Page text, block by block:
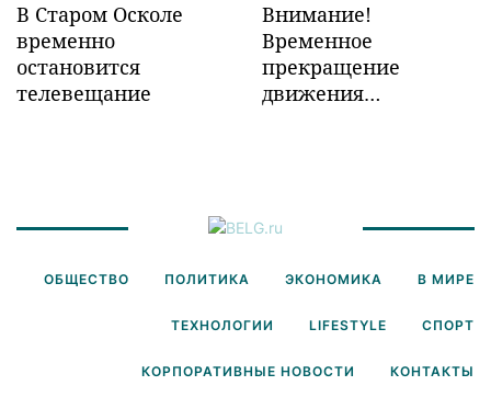
В Старом Осколе
временно
остановится
телевещание
Внимание!
Временное
прекращение
движения
ОБЩЕСТВО ПОЛИТИКА ЭКОНОМИКА В МИРЕ
ТЕХНОЛОГИИ LIFESTYLE СПОРТ
КОРПОРАТИВНЫЕ НОВОСТИ КОНТАКТЫ